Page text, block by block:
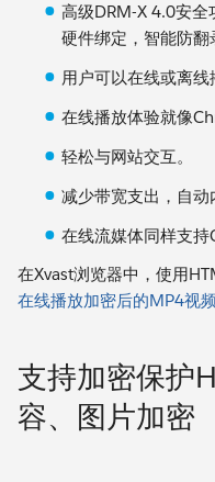
高级DRM-X 4.0安全
硬件绑定，智能防翻
用户可以在线或离线
在线播放体验就像
轻松与网站交互。
减少带宽支出，自动
在线流媒体同样支持
在Xvast浏览器中，使用
在线播放加密后的MP4视
支持加密保护
容、图片加密